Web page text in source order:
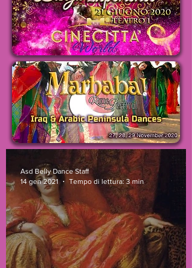
Asd Belly Dance Staff
14 gen 2021
Tempo di lettura: 3 min